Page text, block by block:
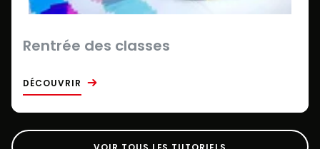
Rentrée des classes
DÉCOUVRIR